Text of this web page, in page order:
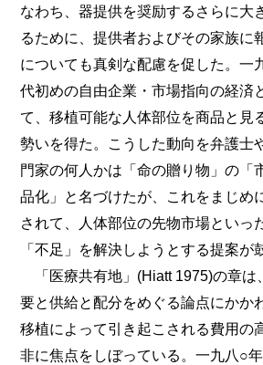
なわち、器提供を奨励するさらに大
るために、提供者およびその家族に
についても真剣な配慮を促した。一
代初めの自由企業・市場指向の経済
て、移植可能な人体部位を商品と見
勢いを得た。こうした動向を弁護士
門家の何人かは「命の贈り物」の「
品化」と名づけたが、これをまじめ
されて、人体部位の先物市場といっ
「不足」を解決しようとする提案が
「医療共有地」(Hiatt 1975)の章は
要と供給と配分をめぐる論点にかか
移植によって引き起こされる費用の
非に焦点をしぼっている。一九八○